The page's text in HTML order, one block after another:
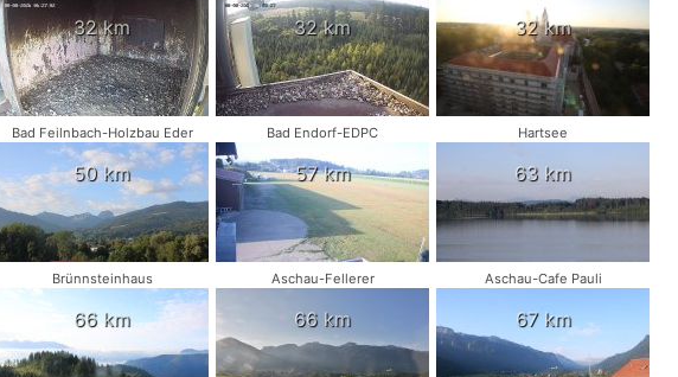
32 km 32 km 32 km
Bad Feilnbach-Holzbau Eder
50 km
Bad Endorf-EDPC
57 km
Hartsee
63 km
Brünnsteinhaus
66 km
Aschau-Fellerer
66 km
Aschau-Cafe Pauli
67 km